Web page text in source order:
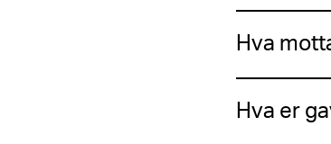
Hva
Hva er